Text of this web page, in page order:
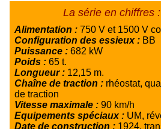
La série en chiffres :
Alimentation : 750 V et 1500 V
Configuration des essieux : BB
Puissance : 682 kW
Poids : 65 t.
Longueur : 12,15 m.
Chaîne de traction : rhéostat,
de traction
Vitesse maximale : 90 km/h
Equipements spéciaux : UM,
Date de construction : 1924,